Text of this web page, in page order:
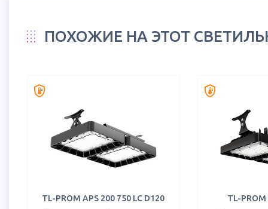
ПОХОЖИЕ НА ЭТОТ
TL-PROM APS 200 750 LC D120
TL-PROM